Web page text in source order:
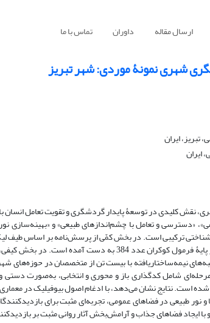
ارسال مقاله داوران تماس با ما
شهری نمونۀ موردی: شهر تبریز
ایران
ایران
نقش کلیدی در توسعۀ پایدار گردشگری و تقویت تعامل
«دسترسی و تعامل با چشم‌اندازهای طبیعی» و «بهینه‌سازی
ترکیبی است. در بخش کمّی از پرسش‌نامه بر اساس طیف
در نظر گرفتن بازدیدکنندگان در بازۀ زمانی ده‌ماهه (هشتاد هزار نفر)، بر
نیمه‌ساختاریافته با بیست تن از متخصصان در حوزه‌های
شامل کدگذاری باز و محوری و انتخابی، به‌صورت دستی
‌شده است. نتایجنشان می‌دهد، با ادغام اصول بیوفیلیک در
طبیعی در فضاهای عمومی، تجربه‌ای مثبت برای
ایجاد فضاهای جذاب و آرامش‌بخش آثار روانی مثبت بر